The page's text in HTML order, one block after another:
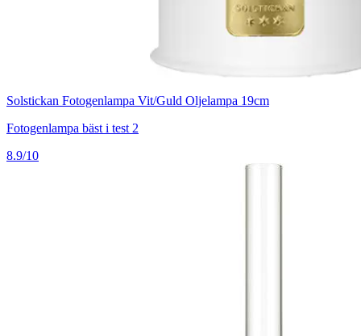
Solstickan Fotogenlampa Vit/Guld Oljelampa 19cm
Fotogenlampa bäst i test 2
8.9/10